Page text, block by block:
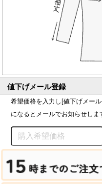
値下げメール登録
希望価格を入力し[値下げメー
になるとメールでお知らせしま